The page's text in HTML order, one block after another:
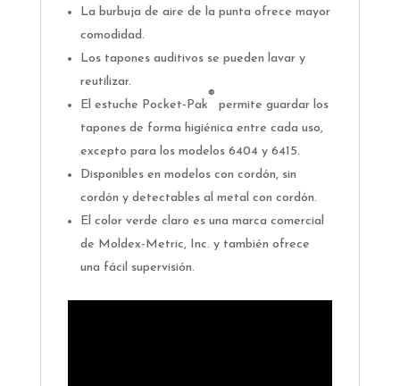
La burbuja de aire de la punta ofrece mayor
comodidad.
Los tapones auditivos se pueden lavar y
reutilizar.
El estuche Pocket-Pak
®
permite guardar los
tapones de forma higiénica entre cada uso,
excepto para los modelos 6404 y 6415.
Disponibles en modelos con cordón, sin
cordón y detectables al metal con cordón.
El color verde claro es una marca comercial
de Moldex-Metric, Inc. y también ofrece
una fácil supervisión.